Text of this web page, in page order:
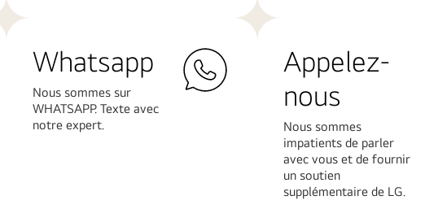
Whatsapp
Nous sommes sur
WHATSAPP. Texte avec
notre expert.​
Appelez-
nous
Nous sommes
impatients de parler
avec vous et de fournir
un soutien
supplémentaire de LG​.